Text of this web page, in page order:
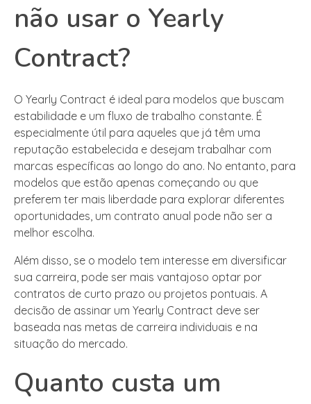
não usar o Yearly
Contract?
O Yearly Contract é ideal para modelos que buscam
estabilidade e um fluxo de trabalho constante. É
especialmente útil para aqueles que já têm uma
reputação estabelecida e desejam trabalhar com
marcas específicas ao longo do ano. No entanto, para
modelos que estão apenas começando ou que
preferem ter mais liberdade para explorar diferentes
oportunidades, um contrato anual pode não ser a
melhor escolha.
Além disso, se o modelo tem interesse em diversificar
sua carreira, pode ser mais vantajoso optar por
contratos de curto prazo ou projetos pontuais. A
decisão de assinar um Yearly Contract deve ser
baseada nas metas de carreira individuais e na
situação do mercado.
Quanto custa um